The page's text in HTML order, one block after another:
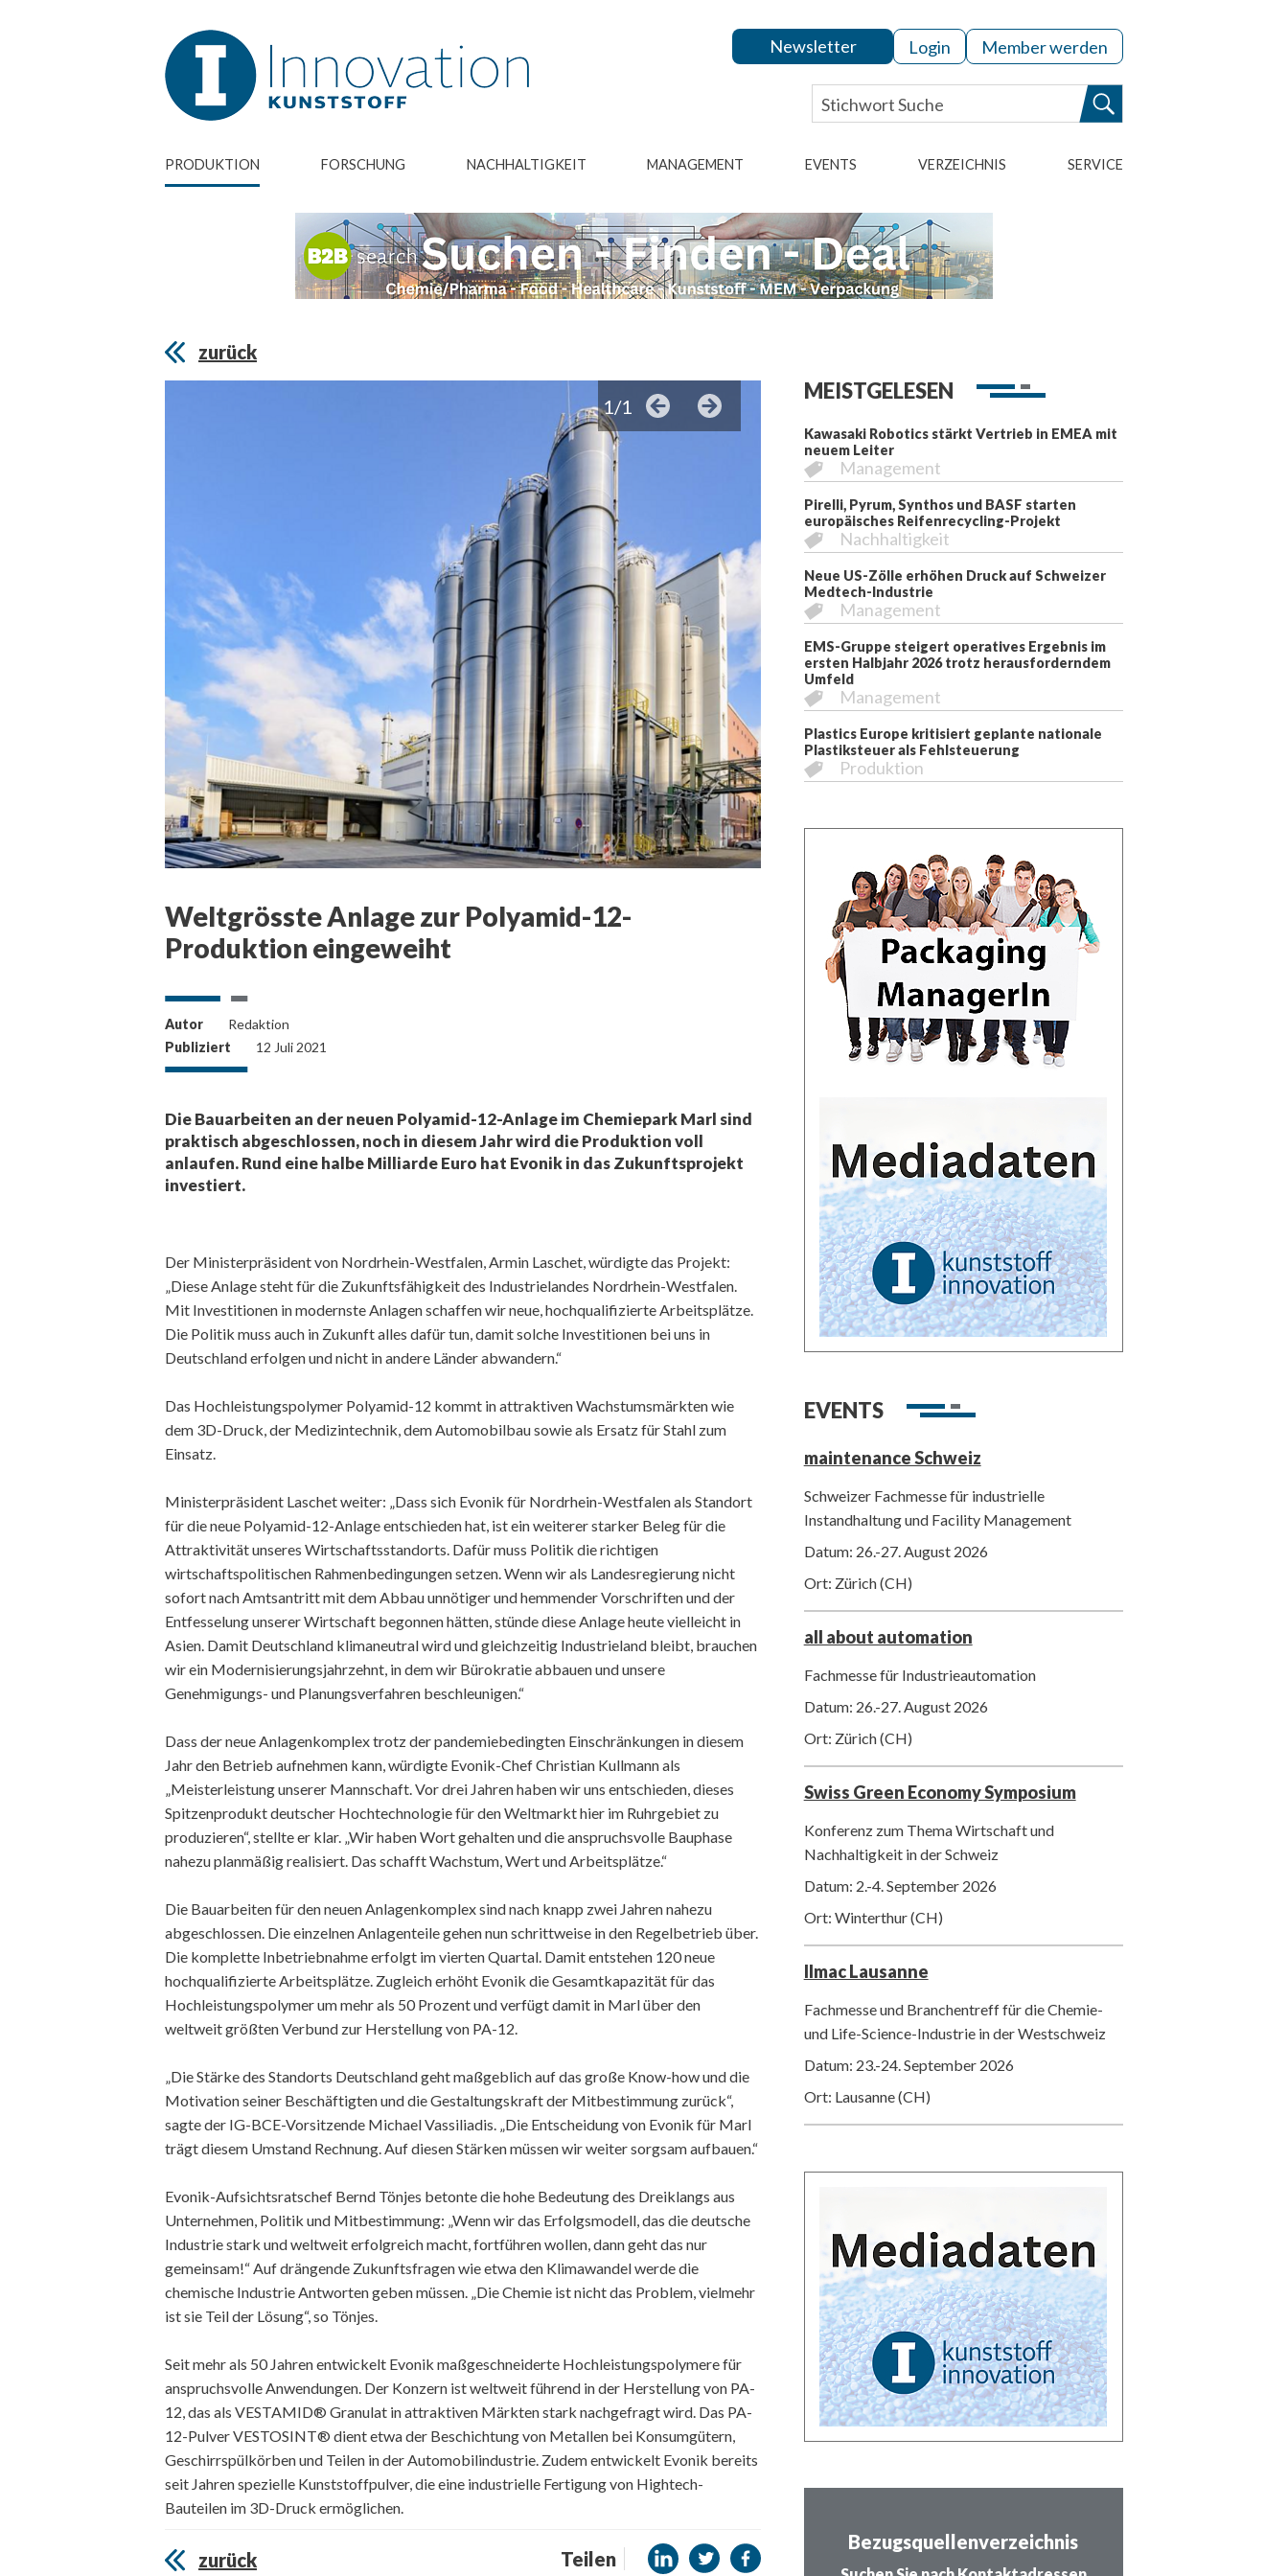
Newsletter Login Member werden
PRODUKTION FORSCHUNG NACHHALTIGKEIT MANAGEMENT EVENTS VERZEICHNIS SERVICE
zurück
1/1
Weltgrösste Anlage zur Polyamid-12-
Produktion eingeweiht
Autor
Redaktion
Publiziert
12 Juli 2021
Die Bauarbeiten an der neuen Polyamid-12-Anlage im Chemiepark Marl sind
praktisch abgeschlossen, noch in diesem Jahr wird die Produktion voll
anlaufen. Rund eine halbe Milliarde Euro hat Evonik in das Zukunftsprojekt
investiert.
Der Ministerpräsident von Nordrhein-Westfalen, Armin Laschet, würdigte das Projekt:
„Diese Anlage steht für die Zukunftsfähigkeit des Industrielandes Nordrhein-Westfalen.
Mit Investitionen in modernste Anlagen schaffen wir neue, hochqualifizierte Arbeitsplätze.
Die Politik muss auch in Zukunft alles dafür tun, damit solche Investitionen bei uns in
Deutschland erfolgen und nicht in andere Länder abwandern.“
Das Hochleistungspolymer Polyamid-12 kommt in attraktiven Wachstumsmärkten wie
dem 3D-Druck, der Medizintechnik, dem Automobilbau sowie als Ersatz für Stahl zum
Einsatz.
Ministerpräsident Laschet weiter: „Dass sich Evonik für Nordrhein-Westfalen als Standort
für die neue Polyamid-12-Anlage entschieden hat, ist ein weiterer starker Beleg für die
Attraktivität unseres Wirtschaftsstandorts. Dafür muss Politik die richtigen
wirtschaftspolitischen Rahmenbedingungen setzen. Wenn wir als Landesregierung nicht
sofort nach Amtsantritt mit dem Abbau unnötiger und hemmender Vorschriften und der
Entfesselung unserer Wirtschaft begonnen hätten, stünde diese Anlage heute vielleicht in
Asien. Damit Deutschland klimaneutral wird und gleichzeitig Industrieland bleibt, brauchen
wir ein Modernisierungsjahrzehnt, in dem wir Bürokratie abbauen und unsere
Genehmigungs- und Planungsverfahren beschleunigen.“
Dass der neue Anlagenkomplex trotz der pandemiebedingten Einschränkungen in diesem
Jahr den Betrieb aufnehmen kann, würdigte Evonik-Chef Christian Kullmann als
„Meisterleistung unserer Mannschaft. Vor drei Jahren haben wir uns entschieden, dieses
Spitzenprodukt deutscher Hochtechnologie für den Weltmarkt hier im Ruhrgebiet zu
produzieren“, stellte er klar. „Wir haben Wort gehalten und die anspruchsvolle Bauphase
nahezu planmäßig realisiert. Das schafft Wachstum, Wert und Arbeitsplätze.“
Die Bauarbeiten für den neuen Anlagenkomplex sind nach knapp zwei Jahren nahezu
abgeschlossen. Die einzelnen Anlagenteile gehen nun schrittweise in den Regelbetrieb über.
Die komplette Inbetriebnahme erfolgt im vierten Quartal. Damit entstehen 120 neue
hochqualifizierte Arbeitsplätze. Zugleich erhöht Evonik die Gesamtkapazität für das
Hochleistungspolymer um mehr als 50 Prozent und verfügt damit in Marl über den
weltweit größten Verbund zur Herstellung von PA-12.
„Die Stärke des Standorts Deutschland geht maßgeblich auf das große Know-how und die
Motivation seiner Beschäftigten und die Gestaltungskraft der Mitbestimmung zurück“,
sagte der IG-BCE-Vorsitzende Michael Vassiliadis. „Die Entscheidung von Evonik für Marl
trägt diesem Umstand Rechnung. Auf diesen Stärken müssen wir weiter sorgsam aufbauen.“
Evonik-Aufsichtsratschef Bernd Tönjes betonte die hohe Bedeutung des Dreiklangs aus
Unternehmen, Politik und Mitbestimmung: „Wenn wir das Erfolgsmodell, das die deutsche
Industrie stark und weltweit erfolgreich macht, fortführen wollen, dann geht das nur
gemeinsam!“ Auf drängende Zukunftsfragen wie etwa den Klimawandel werde die
chemische Industrie Antworten geben müssen. „Die Chemie ist nicht das Problem, vielmehr
ist sie Teil der Lösung“, so Tönjes.
Seit mehr als 50 Jahren entwickelt Evonik maßgeschneiderte Hochleistungspolymere für
anspruchsvolle Anwendungen. Der Konzern ist weltweit führend in der Herstellung von PA-
12, das als VESTAMID® Granulat in attraktiven Märkten stark nachgefragt wird. Das PA-
12-Pulver VESTOSINT® dient etwa der Beschichtung von Metallen bei Konsumgütern,
Geschirrspülkörben und Teilen in der Automobilindustrie. Zudem entwickelt Evonik bereits
seit Jahren spezielle Kunststoffpulver, die eine industrielle Fertigung von Hightech-
Bauteilen im 3D-Druck ermöglichen.
zurück Teilen
MEISTGELESEN
Kawasaki Robotics stärkt Vertrieb in EMEA mit
neuem Leiter
Management
Pirelli, Pyrum, Synthos und BASF starten
europäisches Reifenrecycling-Projekt
Nachhaltigkeit
Neue US-Zölle erhöhen Druck auf Schweizer
Medtech-Industrie
Management
EMS-Gruppe steigert operatives Ergebnis im
ersten Halbjahr 2026 trotz herausforderndem
Umfeld
Management
Plastics Europe kritisiert geplante nationale
Plastiksteuer als Fehlsteuerung
Produktion
EVENTS
maintenance Schweiz
Schweizer Fachmesse für industrielle
Instandhaltung und Facility Management
Datum: 26.-27. August 2026
Ort: Zürich (CH)
all about automation
Fachmesse für Industrieautomation
Datum: 26.-27. August 2026
Ort: Zürich (CH)
Swiss Green Economy Symposium
Konferenz zum Thema Wirtschaft und
Nachhaltigkeit in der Schweiz
Datum: 2.-4. September 2026
Ort: Winterthur (CH)
Ilmac Lausanne
Fachmesse und Branchentreff für die Chemie-
und Life-Science-Industrie in der Westschweiz
Datum: 23.-24. September 2026
Ort: Lausanne (CH)
Bezugsquellenverzeichnis